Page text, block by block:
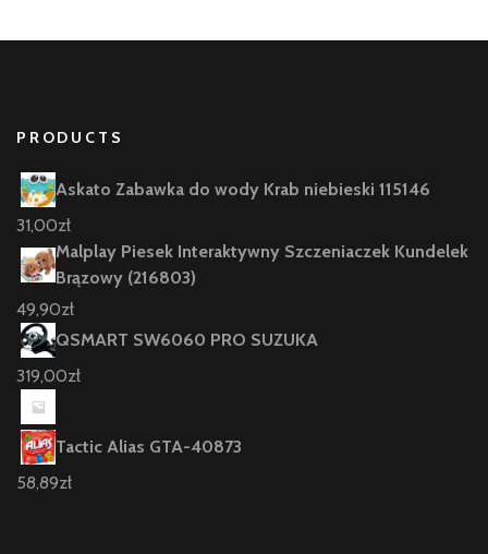
PRODUCTS
Askato Zabawka do wody Krab niebieski 115146
31,00zł
Malplay Piesek Interaktywny Szczeniaczek Kundelek
Brązowy (216803)
49,90zł
QSMART SW6060 PRO SUZUKA
319,00zł
Tactic Alias GTA-40873
58,89zł